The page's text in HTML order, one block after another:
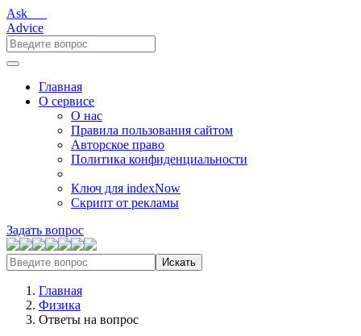
Ask___
Advice
Главная
О сервисе
О нас
Правила пользования сайтом
Авторское право
Политика конфиденциальности
Ключ для indexNow
Скрипт от рекламы
Задать вопрос
Искать
Главная
Физика
Ответы на вопрос